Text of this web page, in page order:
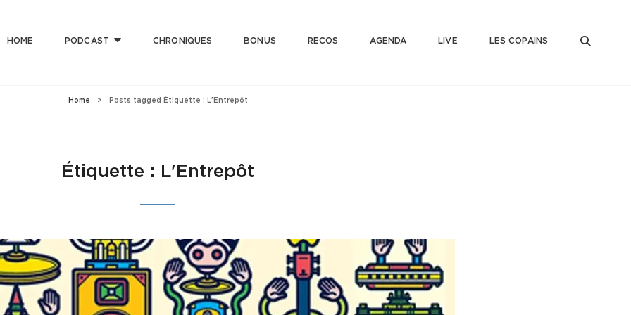
HOME PODCAST CHRONIQUES BONUS RECOS AGENDA LIVE LES COPAINS
Home > Posts tagged Étiquette : L'Entrepôt
Étiquette : L'Entrepôt